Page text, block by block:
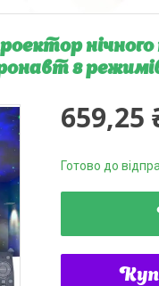
8
659,25
Готово до